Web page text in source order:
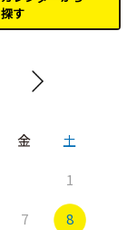
探す
金 土
1
7 8